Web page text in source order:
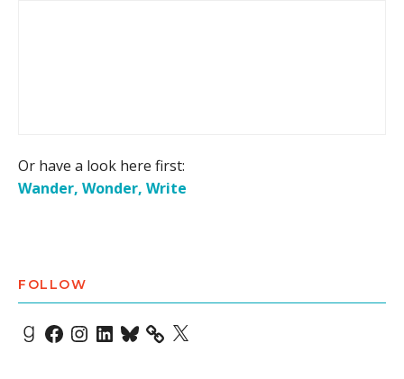
Or have a look here first:
Wander, Wonder, Write
FOLLOW
Goodreads
Facebook
Instagram
LinkedIn
Bluesky X